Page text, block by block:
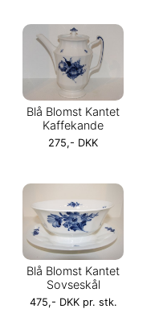
Blå Blomst Kantet
Kaffekande
275,- DKK
Blå Blomst Kantet
Sovseskål
475,- DKK pr. stk.